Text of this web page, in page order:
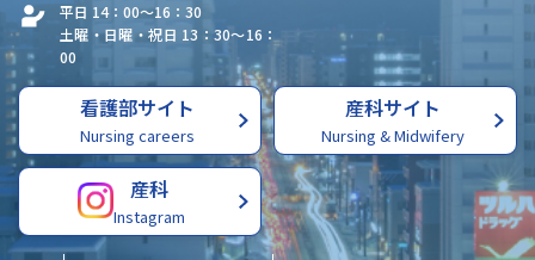
平日 14：00〜16：30
土曜・日曜・祝日 13：30〜16：
00
看護部サイト
Nursing careers
産科サイト
Nursing & Midwifery
産科
Instagram